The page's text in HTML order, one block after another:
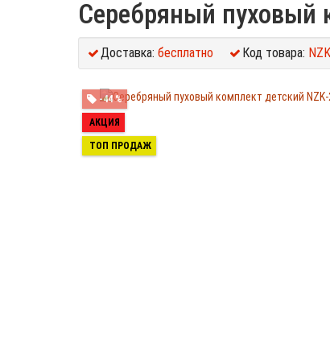
Серебряный пуховый
Доставка: бесплатно Код товара:
-44 %
АКЦИЯ
ТОП ПРОДАЖ